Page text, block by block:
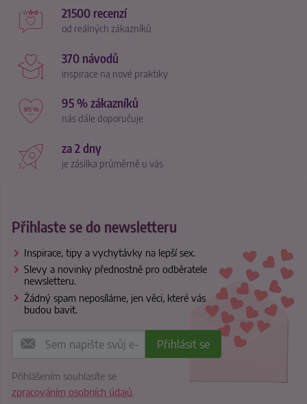
21500 recenzí
od reálných zákazníků
370 návodů
inspirace na nové praktiky
95 % zákazníků
nás dále doporučuje
za 2 dny
je zásilka průměrně u vás
Přihlaste se do newsletteru
Inspirace, tipy a vychytávky na lepší sex.
Slevy a novinky přednostně pro odběratele
newsletteru.
Žádný spam neposíláme, jen věci, které vás
budou bavit.
Přihlášením souhlasíte se
zpracováním osobních údajů.